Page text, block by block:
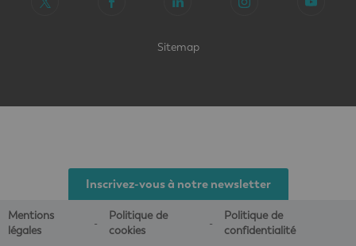
Sitemap
Inscrivez-vous à notre newsletter
Mentions
légales
Politique de
cookies
Politique de
confidentialité